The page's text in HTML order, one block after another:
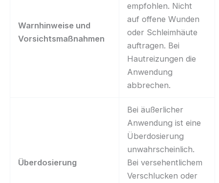
Warnhinweise und
Vorsichtsmaßnahmen
empfohlen. Nicht
auf offene Wunden
oder Schleimhäute
auftragen. Bei
Hautreizungen die
Anwendung
abbrechen.
Überdosierung
Bei äußerlicher
Anwendung ist eine
Überdosierung
unwahrscheinlich.
Bei versehentlichem
Verschlucken oder